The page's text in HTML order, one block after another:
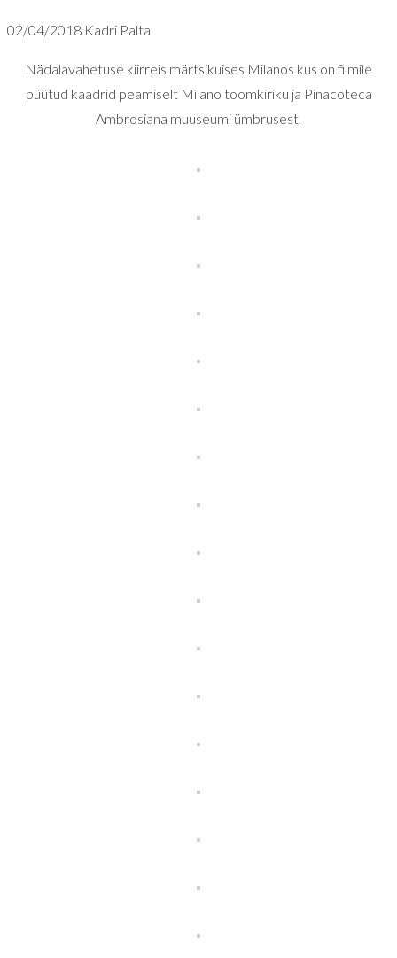
02/04/2018 Kadri Palta
Nädalavahetuse kiirreis märtsikuises Milanos kus on filmile
püütud kaadrid peamiselt Milano toomkiriku ja Pinacoteca
Ambrosiana muuseumi ümbrusest.